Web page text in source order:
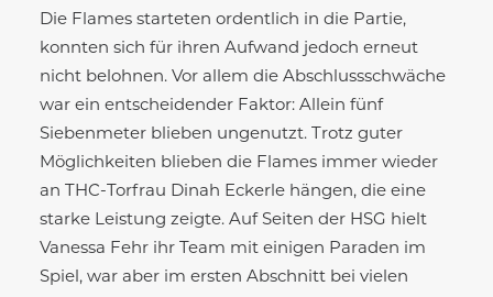
Die Flames starteten ordentlich in die Partie,
konnten sich für ihren Aufwand jedoch erneut
nicht belohnen. Vor allem die Abschlussschwäche
war ein entscheidender Faktor: Allein fünf
Siebenmeter blieben ungenutzt. Trotz guter
Möglichkeiten blieben die Flames immer wieder
an THC-Torfrau Dinah Eckerle hängen, die eine
starke Leistung zeigte. Auf Seiten der HSG hielt
Vanessa Fehr ihr Team mit einigen Paraden im
Spiel, war aber im ersten Abschnitt bei vielen